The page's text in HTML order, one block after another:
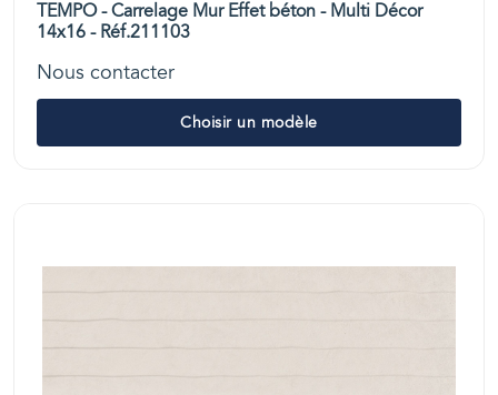
TEMPO - Carrelage Mur Effet béton - Multi Décor
14x16 - Réf.211103
Nous contacter
Choisir un modèle